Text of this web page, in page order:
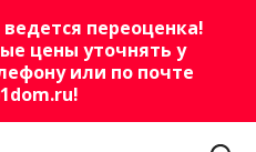
переоценка!
цены уточнять у
или по почте
!